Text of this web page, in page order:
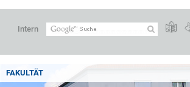
Intern
FAKULTÄT